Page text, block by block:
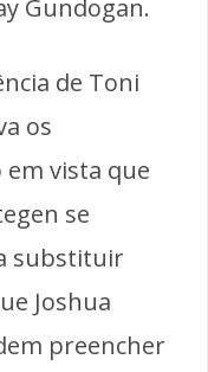
Gundogan.
de Toni
os
vista que
se
substituir
Joshua
preencher